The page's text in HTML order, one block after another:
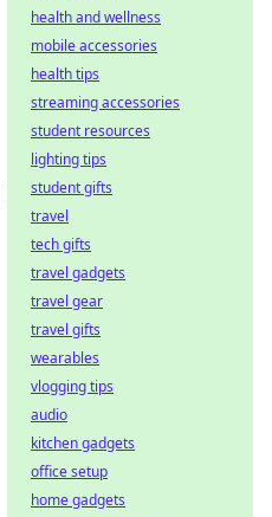
health and wellness
mobile accessories
health tips
streaming accessories
student resources
lighting tips
student gifts
travel
tech gifts
travel gadgets
travel gear
travel gifts
wearables
vlogging tips
audio
kitchen gadgets
office setup
home gadgets